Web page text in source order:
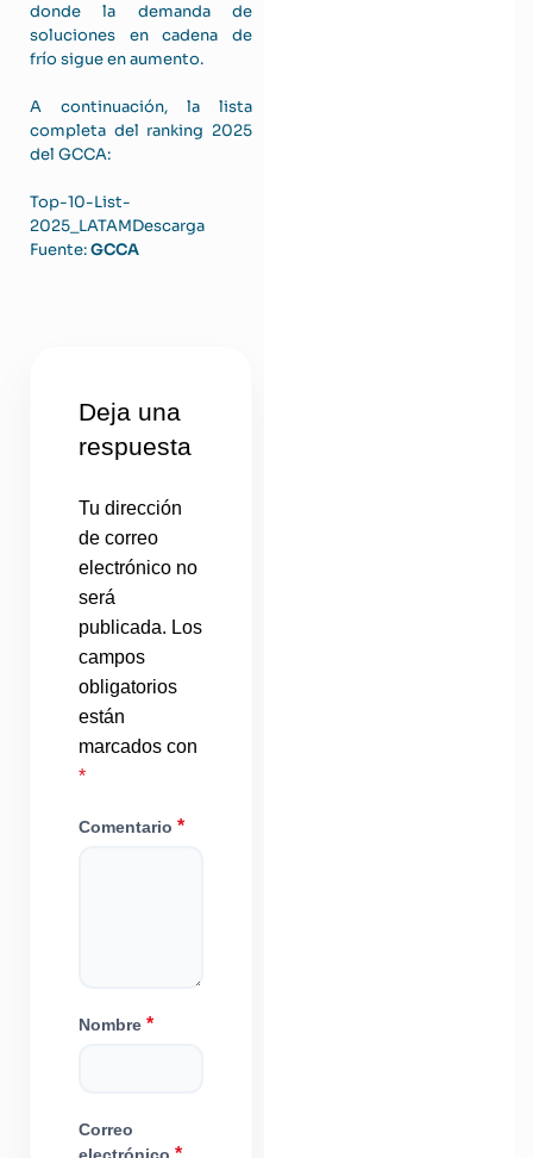
donde la demanda de
soluciones en cadena de
frío sigue en aumento.
A continuación, la lista
completa del ranking 2025
del GCCA:
Top-10-List-
2025_LATAMDescarga
Fuente:GCCA
Deja una
respuesta
Tu dirección
de correo
electrónico no
será
publicada. Los
campos
obligatorios
están
marcados con
*
Comentario *
Nombre *
Correo
*